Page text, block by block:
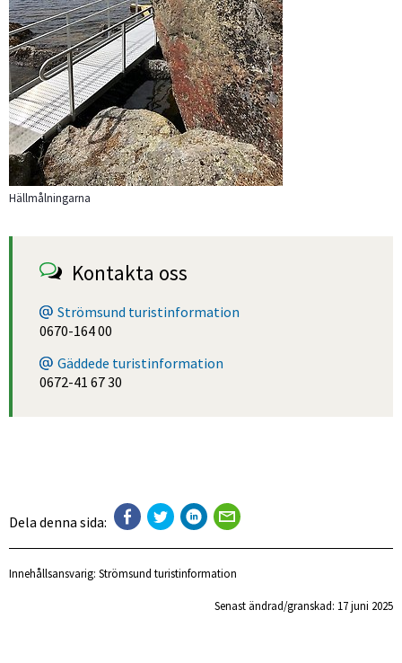
Hällmålningarna
Kontakta oss
Strömsund turistinformation
0670-164 00
Gäddede turistinformation
0672-41 67 30
Dela denna sida:
Innehållsansvarig: Strömsund turistinformation
Senast ändrad/granskad: 17 juni 2025